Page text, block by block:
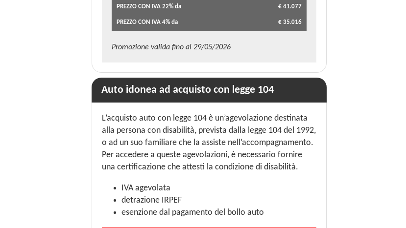
PREZZO CON IVA 22% da € 41.077
PREZZO CON IVA 4% da € 35.016
Promozione valida fino al 29/05/2026
Auto idonea ad acquisto con legge 104
L’acquisto auto con legge 104 è un’agevolazione destinata
alla persona con disabilità, prevista dalla legge 104 del 1992,
o ad un suo familiare che la assiste nell’accompagnamento.
Per accedere a queste agevolazioni, è necessario fornire
una certificazione che attesti la condizione di disabilità.
IVA agevolata
detrazione IRPEF
esenzione dal pagamento del bollo auto